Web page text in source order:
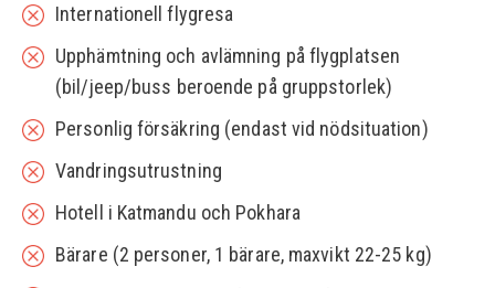
Internationell flygresa
Upphämtning och avlämning på flygplatsen
(bil/jeep/buss beroende på gruppstorlek)
Personlig försäkring (endast vid nödsituation)
Vandringsutrustning
Hotell i Katmandu och Pokhara
Bärare (2 personer, 1 bärare, maxvikt 22-25 kg)